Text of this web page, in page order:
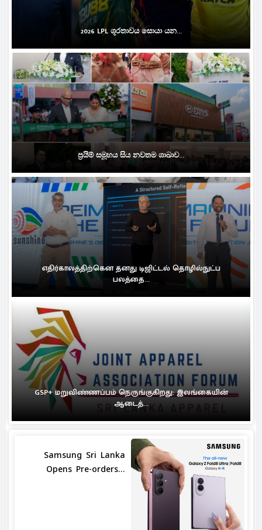
2026 LPL ශූරතාවය සොයා යන...
ප්‍රයිම් සමූහය සිය නවතම ශාඛාව...
எதிர்காலத்திற்கென தனது டிஜிட்டல் தொழில்நுட்ப
பலத்தை...
GSP+ மறுவிண்ணப்பம் நெருங்குகிறது: இலங்கையின்
ஆடைத்...
Samsung Sri Lanka
Opens Pre-orders...